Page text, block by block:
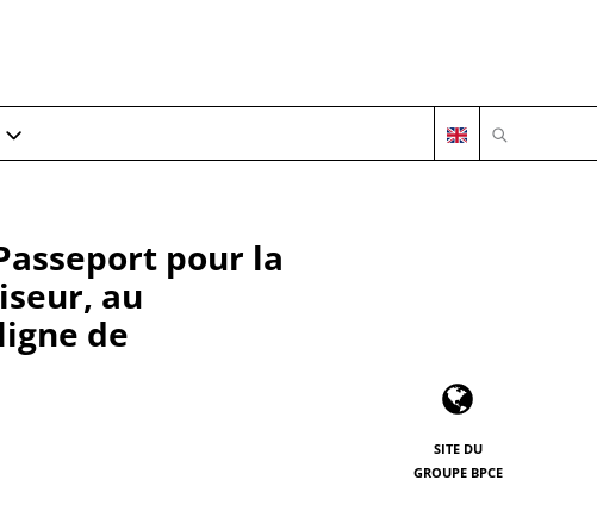
OUVRIR LA
pour la
au
de
SITE DU
GROUPE BPCE